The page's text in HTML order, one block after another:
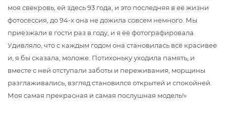
моя свекровь, ей здесь 93 года, и это последняя в её жизни
фотосессия, до 94-х она не дожила совсем немного. Мы
приезжали в гости раз в году, и я её фотографировала.
Удивляло, что с каждым годом она становилась всё красивее
и, я бы сказала, моложе. Потихоньку уходила память, и
вместе с ней отступали заботы и переживания, морщины
разглаживались, взгляд становился открытей и спокойней.
Моя самая прекрасная и самая послушная модель!»